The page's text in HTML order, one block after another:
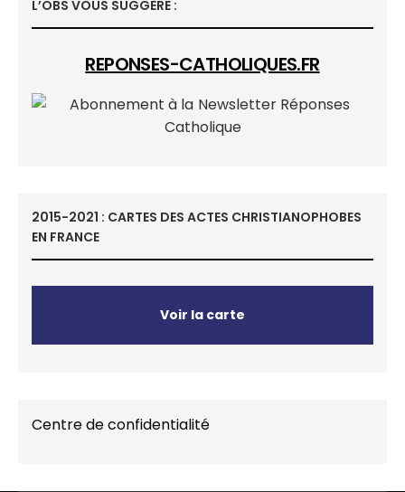
L’OBS VOUS SUGGÈRE :
REPONSES-CATHOLIQUES.FR
2015-2021 : CARTES DES ACTES CHRISTIANOPHOBES
EN FRANCE
Voir la carte
Centre de confidentialité